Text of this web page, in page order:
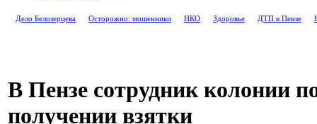
Дело Белозерцева Осторожно: мошенники НКО Здоровье ДТП в Пензе
В Пензе сотрудник колонии
получении взятки